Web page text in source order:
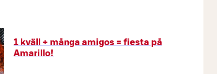
1 kväll + många amigos = fiesta på
Amarillo!